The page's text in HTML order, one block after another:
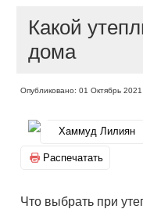
Какой
дома
Опубликовано: 01 Октябрь 2021
Хаммуд Лилиян
Распечатать
Что выбрать при